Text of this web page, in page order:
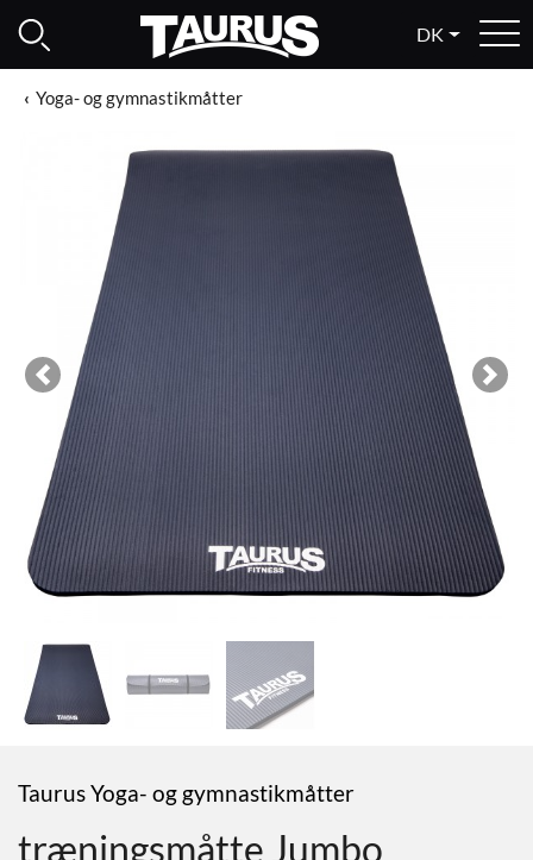
DK
Yoga- og gymnastikmåtter
Previous Next
Taurus Yoga- og gymnastikmåtter
træningsmåtte Jumbo